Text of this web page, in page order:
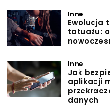
Inne
Ewolucja
tatuażu:
Inne
Jak
aplikacji
danych